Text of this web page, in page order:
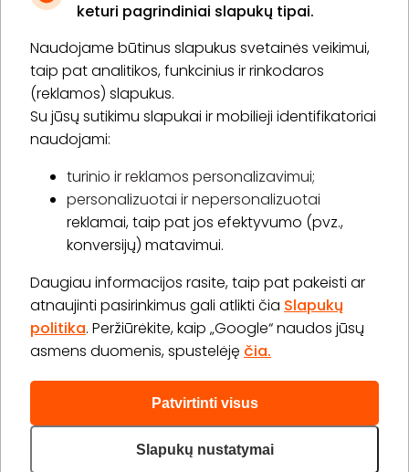
keturi pagrindiniai slapukų tipai.
Naudojame būtinus slapukus svetainės veikimui,
taip pat analitikos, funkcinius ir rinkodaros
(reklamos) slapukus.
Su jūsų sutikimu slapukai ir mobilieji identifikatoriai
naudojami:
turinio ir reklamos personalizavimui;
personalizuotai ir nepersonalizuotai
reklamai, taip pat jos efektyvumo (pvz.,
konversijų) matavimui.
Daugiau informacijos rasite, taip pat pakeisti ar
atnaujinti pasirinkimus gali atlikti čia Slapukų
politika. Peržiūrėkite, kaip „Google“ naudos jūsų
asmens duomenis, spustelėję čia.
Patvirtinti visus
Slapukų nustatymai
* Susipažinau su privatumo politika
Prenumeruoti
Apie „BookitNow“
Informacija
„GERA DOVANA“ GRUPĖ
2026 © Visos teisės saugomos info@bookitnow.lt, +370
645 03 111